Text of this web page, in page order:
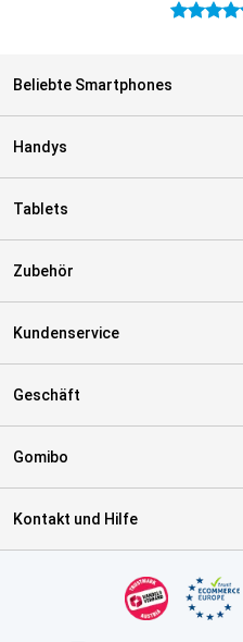
4.9 Sterne
Beliebte Smartphones
Handys
Tablets
Zubehör
Kundenservice
Geschäft
Gomibo
Kontakt und Hilfe